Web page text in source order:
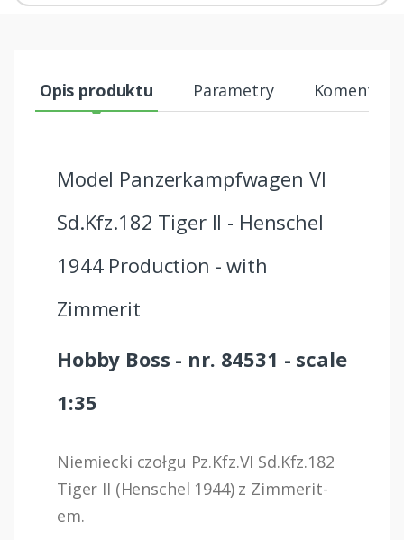
Opis produktu Parametry
Model Panzerkampfwagen VI
Sd.Kfz.182 Tiger II - Henschel
1944 Production - with
Zimmerit
Hobby Boss - nr. 84531 - scale
1:35
Niemiecki czołgu Pz.Kfz.VI Sd.Kfz.182
Tiger II (Henschel 1944) z Zimmerit-
em.